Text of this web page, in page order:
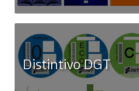
Distintivo DGT